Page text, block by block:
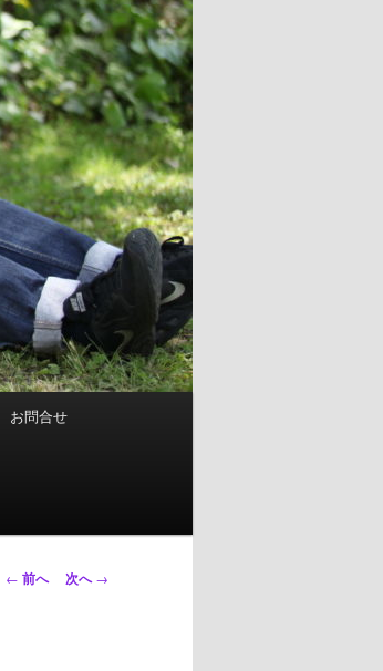
お問合せ
投
← 前へ 次へ→